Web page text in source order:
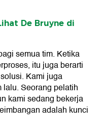
De Bruyne di
semua tim. Ketika
itu juga berarti
Kami juga
Seorang pelatih
kami sedang bekerja
adalah kunci